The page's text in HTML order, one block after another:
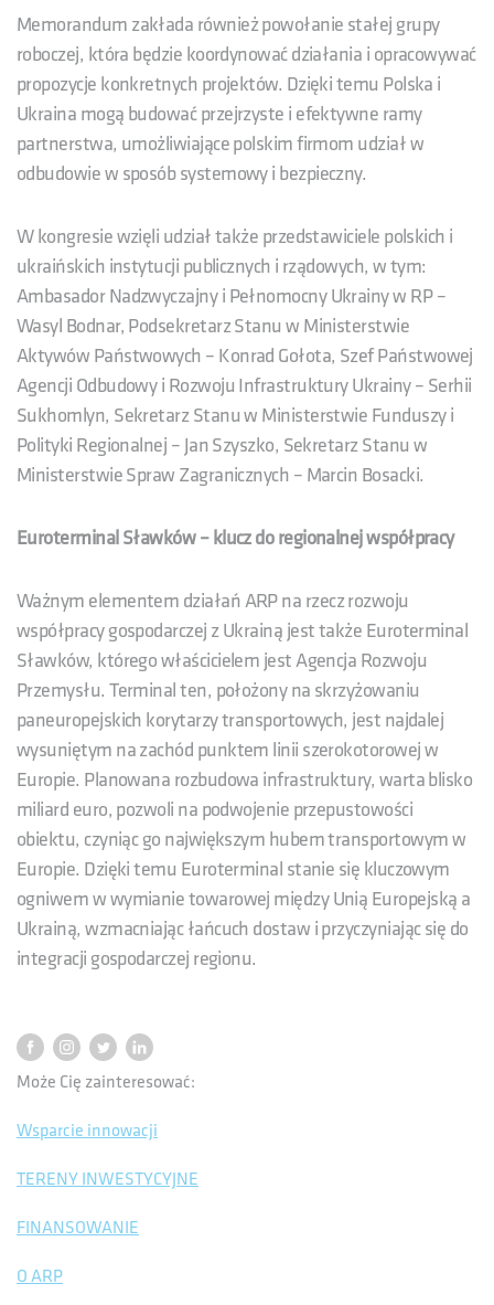
Memorandum zakłada również powołanie stałej grupy
roboczej, która będzie koordynować działania i opracowywać
propozycje konkretnych projektów. Dzięki temu Polska i
Ukraina mogą budować przejrzyste i efektywne ramy
partnerstwa, umożliwiające polskim firmom udział w
odbudowie w sposób systemowy i bezpieczny.
W kongresie wzięli udział także przedstawiciele polskich i
ukraińskich instytucji publicznych i rządowych, w tym:
Ambasador Nadzwyczajny i Pełnomocny Ukrainy w RP –
Wasyl Bodnar, Podsekretarz Stanu w Ministerstwie
Aktywów Państwowych – Konrad Gołota, Szef Państwowej
Agencji Odbudowy i Rozwoju Infrastruktury Ukrainy – Serhii
Sukhomlyn, Sekretarz Stanu w Ministerstwie Funduszy i
Polityki Regionalnej – Jan Szyszko, Sekretarz Stanu w
Ministerstwie Spraw Zagranicznych – Marcin Bosacki.
Euroterminal Sławków – klucz do regionalnej współpracy
Ważnym elementem działań ARP na rzecz rozwoju
współpracy gospodarczej z Ukrainą jest także Euroterminal
Sławków, którego właścicielem jest Agencja Rozwoju
Przemysłu. Terminal ten, położony na skrzyżowaniu
paneuropejskich korytarzy transportowych, jest najdalej
wysuniętym na zachód punktem linii szerokotorowej w
Europie. Planowana rozbudowa infrastruktury, warta blisko
miliard euro, pozwoli na podwojenie przepustowości
obiektu, czyniąc go największym hubem transportowym w
Europie. Dzięki temu Euroterminal stanie się kluczowym
ogniwem w wymianie towarowej między Unią Europejską a
Ukrainą, wzmacniając łańcuch dostaw i przyczyniając się do
integracji gospodarczej regionu.
Może Cię zainteresować:
Wsparcie innowacji
TERENY INWESTYCYJNE
FINANSOWANIE
O ARP